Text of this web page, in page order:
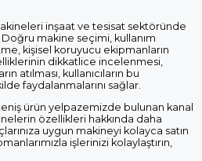
inşaat ve tesisat sektöründe
makine seçimi, kullanım
kişisel koruyucu ekipmanların
dikkatlice incelenmesi,
atılması, kullanıcıların bu
faydalanmalarını sağlar.
ürün yelpazemizde bulunan kanal
özellikleri hakkında daha
uygun makineyi kolayca satın
işlerinizi kolaylaştırın,